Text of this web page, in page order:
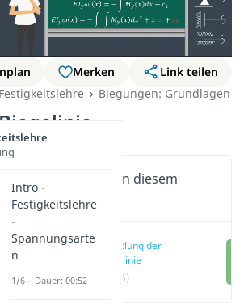
Merken
Link teilen
Festigkeitslehre
Biegungen: Grundlagen
Biegelinie
Wichtige Inhalte in diesem
Video
Ermittlung der
Biegelinie
(00:16)
Intro -
Festigkeitslehre
-
Spannungsarte
n
1/6 – Dauer: 00:52